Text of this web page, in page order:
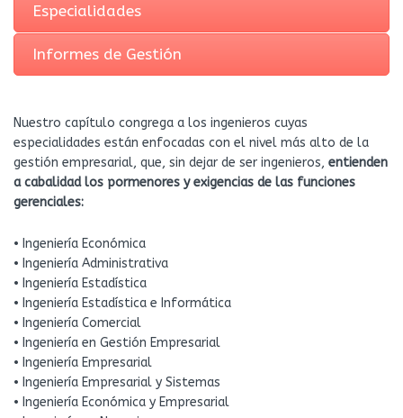
Especialidades
Informes de Gestión
Nuestro capítulo congrega a los ingenieros cuyas
especialidades están enfocadas con el nivel más alto de la
gestión empresarial, que, sin dejar de ser ingenieros, entienden
a cabalidad los pormenores y exigencias de las funciones
gerenciales:
• Ingeniería Económica
• Ingeniería Administrativa​​
• Ingeniería Estadística
• Ingeniería Estadística e Informática
• Ingeniería Comercial
• Ingeniería en Gestión Empresarial
• Ingeniería Empresarial
• Ingeniería Empresarial y Sistemas ​
• Ingeniería Económica y Empresarial​